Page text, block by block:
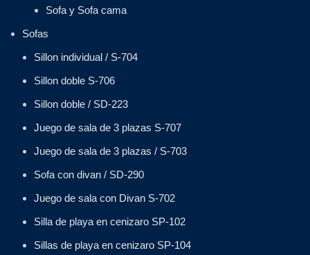
Sofa y Sofa cama
Sofas
Sillon individual / S-704
Sillon doble S-706
Sillon doble / SD-223
Juego de sala de 3 plazas S-707
Juego de sala de 3 plazas / S-703
Sofa con divan / SD-290
Juego de sala con Divan S-702
Silla de playa en cenizaro SP-102
Sillas de playa en cenizaro SP-104